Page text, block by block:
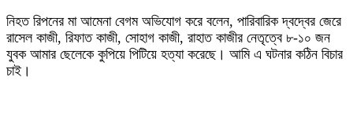
নিহত রিপনের মা আমেনা বেগম অভিযোগ করে বলেন, পারিবারিক দ্বদ্বের জেরে
রাসেল কাজী, রিফাত কাজী, সোহাগ কাজী, রাহাত কাজীর নেতৃত্বে ৮-১০ জন
যুবক আমার ছেলেকে কুপিয়ে পিটিয়ে হত্যা করেছে। আমি এ ঘটনার কঠিন বিচার
চাই।